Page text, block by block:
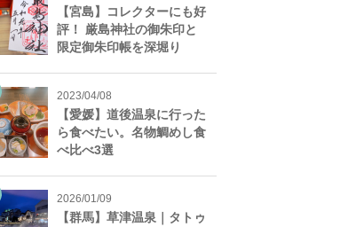
【宮島】コレクターにも好
評！ 厳島神社の御朱印と
限定御朱印帳を深堀り
2023/04/08
【愛媛】道後温泉に行った
ら食べたい。名物鯛めし食
べ比べ3選
2026/01/09
【群馬】草津温泉｜タトゥ